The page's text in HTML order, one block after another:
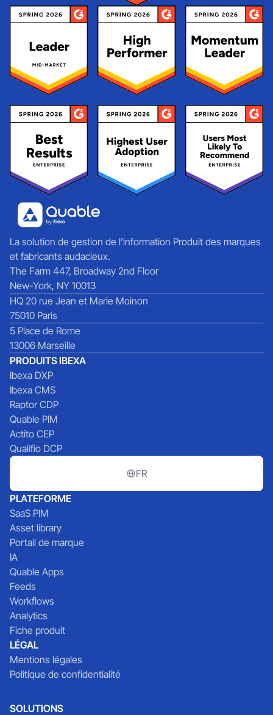
La solution de gestion de l’information Produit des marques
et fabricants audacieux.
The Farm 447, Broadway 2nd Floor
New-York, NY 10013
HQ 20 rue Jean et Marie Moinon
75010 Paris
5 Place de Rome
13006 Marseille
PRODUITS IBEXA
Ibexa DXP
Ibexa CMS
Raptor CDP
Quable PIM
Actito CEP
Qualifio DCP
FR
PLATEFORME
SaaS PIM
Asset library
Portail de marque
IA
Quable Apps
Feeds
Workflows
Analytics
Fiche produit
LÉGAL
Mentions légales
Politique de confidentialité
SOLUTIONS